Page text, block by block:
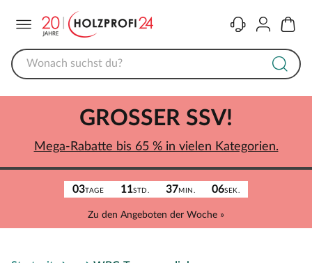
KontaktKonto
03TAGE 11STD. 37MIN. 06SEK.
Zu den Angeboten der Woche »
GROSSER SSV!
Mega-Rabatte bis 65 % in vielen Kategorien.